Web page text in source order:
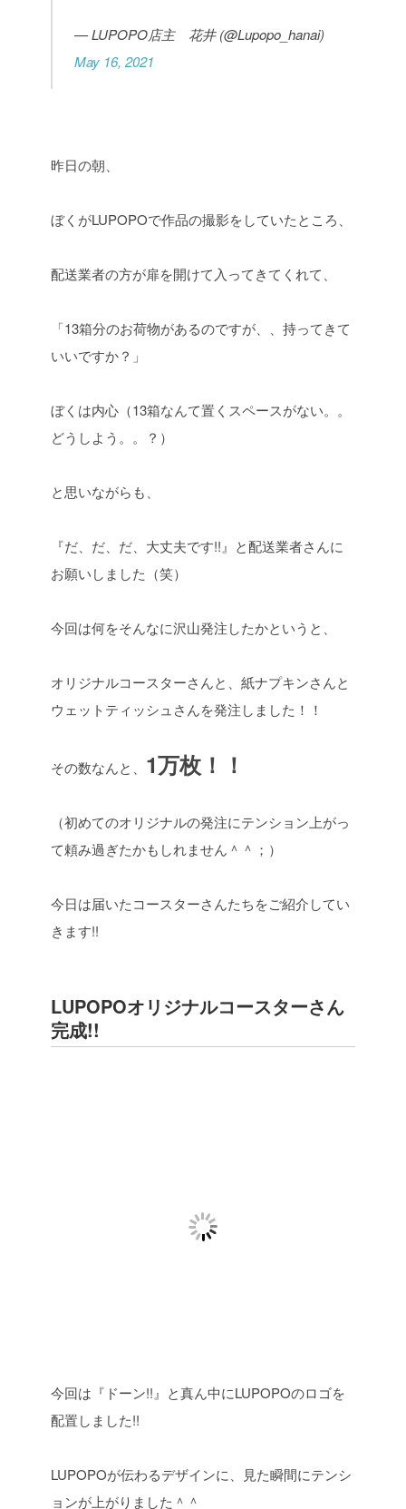
— LUPOPO店主 花井 (@Lupopo_hanai)
May 16, 2021
昨日の朝、
ぼくがLUPOPOで作品の撮影をしていたところ、
配送業者の方が扉を開けて入ってきてくれて、
「13箱分のお荷物があるのですが、、持ってきて
いいですか？」
ぼくは内心（13箱なんて置くスペースがない。。
どうしよう。。？）
と思いながらも、
『だ、だ、だ、大丈夫です!!』と配送業者さんに
お願いしました（笑）
今回は何をそんなに沢山発注したかというと、
オリジナルコースターさんと、紙ナプキンさんと
ウェットティッシュさんを発注しました！！
その数なんと、 1万枚！！
（初めてのオリジナルの発注にテンション上がっ
て頼み過ぎたかもしれません＾＾；）
今日は届いたコースターさんたちをご紹介してい
きます!!
LUPOPOオリジナルコースターさん
完成!!
今回は『ドーン!!』と真ん中にLUPOPOのロゴを
配置しました!!
LUPOPOが伝わるデザインに、見た瞬間にテンシ
ョンが上がりました＾＾